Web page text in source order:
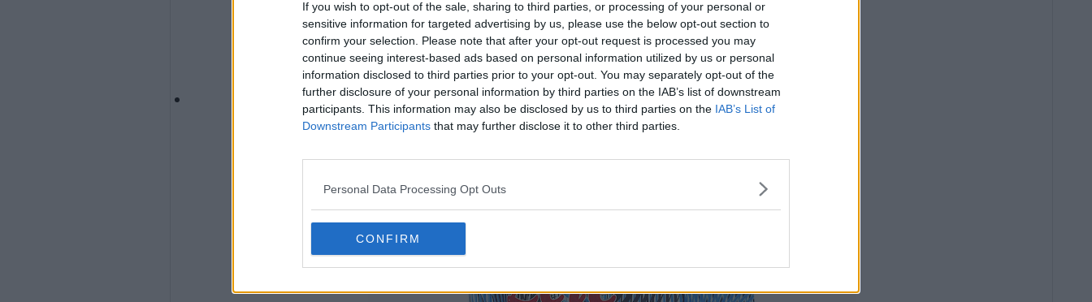
If you wish to opt-out of the sale, sharing to third parties, or processing of your personal or
sensitive information for targeted advertising by us, please use the below opt-out section to
confirm your selection. Please note that after your opt-out request is processed you may
continue seeing interest-based ads based on personal information utilized by us or personal
information disclosed to third parties prior to your opt-out. You may separately opt-out of the
further disclosure of your personal information by third parties on the IAB’s list of downstream
participants. This information may also be disclosed by us to third parties on the IAB’s List of
Downstream Participants that may further disclose it to other third parties.
Personal Data Processing Opt Outs
CONFIRM